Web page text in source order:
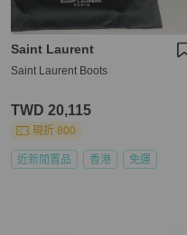
Saint Laurent
Saint Laurent Boots
TWD 20,115
現折 800
近新閒置品 香港 免運